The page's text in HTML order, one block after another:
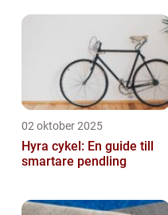
02 oktober 2025
Hyra cykel: En guide till
smartare pendling